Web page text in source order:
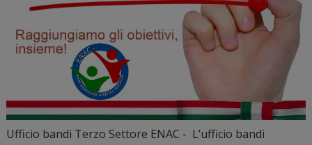
Ufficio bandi Terzo Settore ENAC - L’ufficio bandi